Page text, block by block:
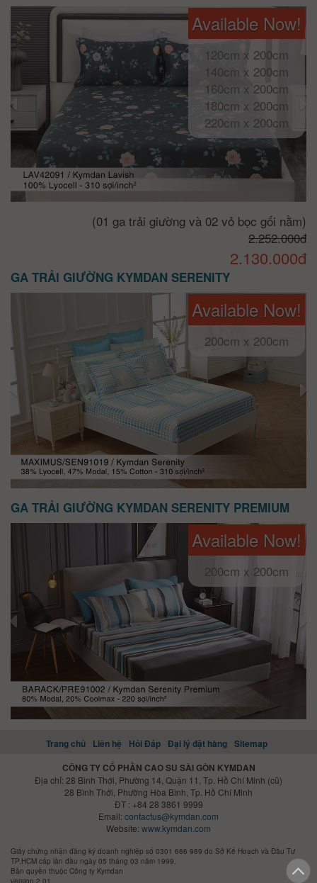
Available Now!
120cm x 200cm
140cm x 200cm
160cm x 200cm
180cm x 200cm
220cm x 200cm
(01 ga trải giường và 02 vỏ bọc gối nằm)
2.252.000đ
2.130.000đ
GA TRẢI GIƯỜNG KYMDAN SERENITY
Available Now!
200cm x 200cm
GA TRẢI GIƯỜNG KYMDAN SERENITY PREMIUM
Available Now!
200cm x 200cm
Trang chủ Liên hệ Hỏi Đáp Đại lý đặt hàng Sitemap
CÔNG TY CỔ PHẦN CAO SU SÀI GÒN KYMDAN
Địa chỉ: 28 Bình Thới, Phường 14, Quận 11, Tp. Hồ Chí Minh (cũ)
28 Bình Thới, Phường Hòa Bình, Tp. Hồ Chí Minh
ĐT : +84 28 3861 9999
Email: contactus@kymdan.com
Website: www.kymdan.com
Giấy chứng nhận đăng ký doanh nghiệp số 0301 666 989 do Sở Kế Hoạch và Đầu Tư
TP.HCM cấp lần đầu ngày 05 tháng 03 năm 1999.
Bản quyền thuộc Công ty Kymdan
version 2.01